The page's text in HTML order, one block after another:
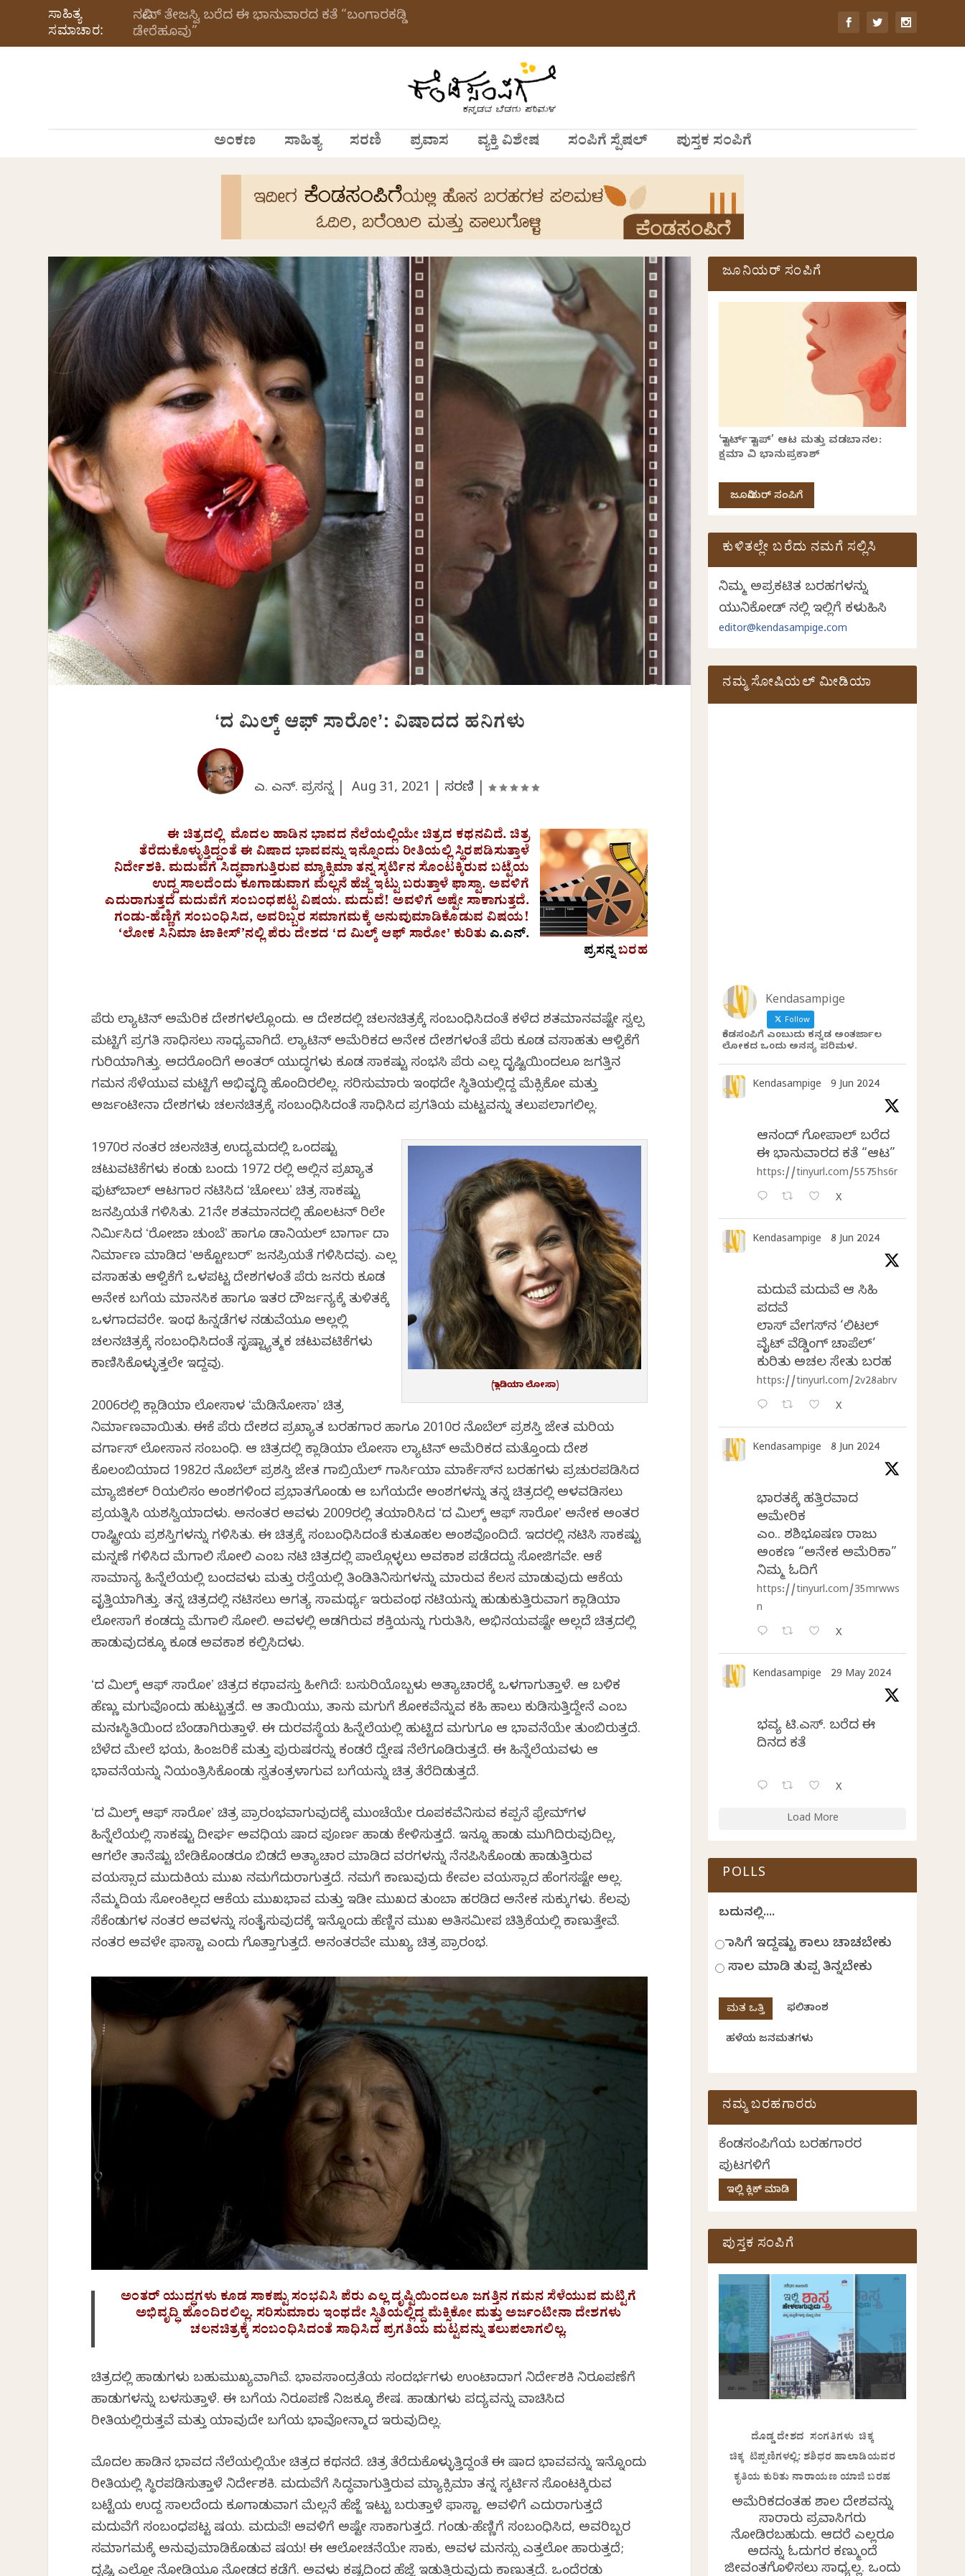
ಸಾಹಿತ್ಯ
ಸಮಾಚಾರ:
ನವೀನ್‌ ತೇಜಸ್ವಿ ಬರೆದ ಈ ಭಾನುವಾರದ ಕತೆ “ಬಂಗಾರಕಡ್ಡಿ
ಡೇರೆಹೂವು”
ಅಂಕಣ ಸಾಹಿತ್ಯ ಸರಣಿ ಪ್ರವಾಸ ವ್ಯಕ್ತಿ ವಿಶೇಷ ಸಂಪಿಗೆ ಸ್ಪೆಷಲ್ ಪುಸ್ತಕ ಸಂಪಿಗೆ
ʻದ ಮಿಲ್ಕ್ ಆಫ್‌ ಸಾರೋʼ: ವಿಷಾದದ ಹನಿಗಳು
ಎ. ಎನ್. ಪ್ರಸನ್ನ | Aug 31, 2021 ಸರಣಿ
ಈ ಚಿತ್ರದಲ್ಲಿ ಮೊದಲ ಹಾಡಿನ ಭಾವದ ನೆಲೆಯಲ್ಲಿಯೇ ಚಿತ್ರದ ಕಥನವಿದೆ. ಚಿತ್ರ
ತೆರೆದುಕೊಳ್ಳುತ್ತಿದ್ದಂತೆ ಈ ವಿಷಾದ ಭಾವವನ್ನು ಇನ್ನೊಂದು ರೀತಿಯಲ್ಲಿ ಸ್ಥಿರಪಡಿಸುತ್ತಾಳೆ
ನಿರ್ದೇಶಕಿ. ಮದುವೆಗೆ ಸಿದ್ಧವಾಗುತ್ತಿರುವ ಮ್ಯಾಕ್ಸಿಮಾ ತನ್ನ ಸ್ಕರ್ಟಿನ ಸೊಂಟಕ್ಕಿರುವ ಬಟ್ಟೆಯ
ಉದ್ದ ಸಾಲದೆಂದು ಕೂಗಾಡುವಾಗ ಮೆಲ್ಲನೆ ಹೆಜ್ಜೆ ಇಟ್ಟು ಬರುತ್ತಾಳೆ ಫಾಸ್ಟಾ. ಅವಳಿಗೆ
ಎದುರಾಗುತ್ತದೆ ಮದುವೆಗೆ ಸಂಬಂಧಪಟ್ಟ ವಿಷಯ. ಮದುವೆ! ಅವಳಿಗೆ ಅಷ್ಟೇ ಸಾಕಾಗುತ್ತದೆ.
ಗಂಡು-ಹೆಣ್ಣಿಗೆ ಸಂಬಂಧಿಸಿದ, ಅವರಿಬ್ಬರ ಸಮಾಗಮಕ್ಕೆ ಅನುವುಮಾಡಿಕೊಡುವ ವಿಷಯ!
‘ಲೋಕ ಸಿನಿಮಾ ಟಾಕೀಸ್‌’ನಲ್ಲಿ ಪೆರು ದೇಶದ ʻದ ಮಿಲ್ಕ್ ಆಫ್‌ ಸಾರೋʼ ಕುರಿತುಎ.ಎನ್.
ಪ್ರಸನ್ನಬರಹ
ಪೆರು ಲ್ಯಾಟಿನ್ ಅಮೆರಿಕ ದೇಶಗಳಲ್ಲೊಂದು. ಆ‌ ದೇಶದಲ್ಲಿ ಚಲನಚಿತ್ರಕ್ಕೆ ಸಂಬಂಧಿಸಿದಂತೆ ಕಳೆದ ಶತಮಾನವಷ್ಟೇ ಸ್ವಲ್ಪ
ಮಟ್ಟಿಗೆ ಪ್ರಗತಿ ಸಾಧಿಸಲು ಸಾಧ್ಯವಾಗಿದೆ. ಲ್ಯಾಟಿನ್ ಅಮೆರಿಕದ ಅನೇಕ ದೇಶಗಳಂತೆ ಪೆರು ಕೂಡ ವಸಾಹತು ಆಳ್ವಿಕೆಗೆ
ಗುರಿಯಾಗಿತ್ತು. ಅದರೊಂದಿಗೆ ಅಂತರ್ ಯುದ್ಧಗಳು ಕೂಡ ಸಾಕಷ್ಟು ಸಂಭವಿಸಿ ಪೆರು ಎಲ್ಲ ದೃಷ್ಟಿಯಿಂದಲೂ ಜಗತ್ತಿನ
ಗಮನ ಸೆಳೆಯುವ ಮಟ್ಟಿಗೆ ಅಭಿವೃದ್ಧಿ ಹೊಂದಿರಲಿಲ್ಲ. ಸರಿಸುಮಾರು ಇಂಥದೇ ಸ್ಥಿತಿಯಲ್ಲಿದ್ದ ಮೆಕ್ಸಿಕೋ ಮತ್ತು
ಅರ್ಜಂಟೀನಾ ದೇಶಗಳು ಚಲನಚಿತ್ರಕ್ಕೆ ಸಂಬಂಧಿಸಿದಂತೆ ಸಾಧಿಸಿದ ಪ್ರಗತಿಯ ಮಟ್ಟವನ್ನು ತಲುಪಲಾಗಲಿಲ್ಲ.
(ಕ್ಲಾಡಿಯಾ ಲೋಸಾ)
1970ರ ನಂತರ ಚಲನಚಿತ್ರ ಉದ್ಯಮದಲ್ಲಿ ಒಂದಷ್ಟು
ಚಟುವಟಿಕೆಗಳು ಕಂಡು ಬಂದು 1972 ರಲ್ಲಿ ಅಲ್ಲಿನ ಪ್ರಖ್ಯಾತ
ಫುಟ್‌ಬಾಲ್ ಆಟಗಾರ ನಟಿಸಿದ ʻಚೋಲುʼ ಚಿತ್ರ ಸಾಕಷ್ಟು
ಜನಪ್ರಿಯತೆ ಗಳಿಸಿತು. 21ನೇ ಶತಮಾನದಲ್ಲಿ ಹೊಲಟನ್ ರಿಲೇ
ನಿರ್ಮಿಸಿದ ʻರೋಜಾ ಚುಂಬೆʼ ಹಾಗೂ ಡಾನಿಯಲ್ ಬಾರ್ಗಾ ವಿದಾ
ನಿರ್ಮಾಣ ಮಾಡಿದ ʻಅಕ್ಟೋಬರ್ʼ ಜನಪ್ರಿಯತೆ ಗಳಿಸಿದವು. ಎಲ್ಲ
ವಸಾಹತು ಆಳ್ವಿಕೆಗೆ ಒಳಪಟ್ಟ ದೇಶಗಳಂತೆ ಪೆರು ಜನರು ಕೂಡ
ಅನೇಕ ಬಗೆಯ ಮಾನಸಿಕ ಹಾಗೂ ಇತರ ದೌರ್ಜನ್ಯಕ್ಕೆ ತುಳಿತಕ್ಕೆ
ಒಳಗಾದವರೇ. ಇಂಥ ಹಿನ್ನಡೆಗಳ ನಡುವೆಯೂ ಅಲ್ಲಲ್ಲಿ
ಚಲನಚಿತ್ರಕ್ಕೆ ಸಂಬಂಧಿಸಿದಂತೆ ಸೃಷ್ಟ್ಯಾತ್ಮಕ ಚಟುವಟಿಕೆಗಳು
ಕಾಣಿಸಿಕೊಳ್ಳುತ್ತಲೇ ಇದ್ದವು.
2006ರಲ್ಲಿ ಕ್ಲಾಡಿಯಾ ಲೋಸಾಳ ʻಮೆಡಿನೋಸಾʼ ಚಿತ್ರ
ನಿರ್ಮಾಣವಾಯಿತು. ಈಕೆ ಪೆರು ದೇಶದ ಪ್ರಖ್ಯಾತ ಬರಹಗಾರ ಹಾಗೂ 2010ರ ನೊಬೆಲ್ ಪ್ರಶಸ್ತಿ ವಿಜೇತ ಮರಿಯ
ವರ್ಗಾಸ್‌ ಲೋಸಾನ ಸಂಬಂಧಿ. ಆ ಚಿತ್ರದಲ್ಲಿ ಕ್ಲಾಡಿಯಾ ಲೋಸಾ ಲ್ಯಾಟಿನ್‌ ಅಮೆರಿಕದ ಮತ್ತೊಂದು ದೇಶ
ಕೊಲಂಬಿಯಾದ 1982ರ ನೊಬೆಲ್‌ ಪ್ರಶಸ್ತಿ ವಿಜೇತ ಗಾಬ್ರಿಯೆಲ್ ಗಾರ್ಸಿಯಾ ಮಾರ್ಕೆಸ್‌ನ ಬರಹಗಳು ಪ್ರಚುರಪಡಿಸಿದ
ಮ್ಯಾಜಿಕಲ್ ರಿಯಲಿಸಂ ಅಂಶಗಳಿಂದ ಪ್ರಭಾವಿತಗೊಂಡು ಆ ಬಗೆಯದೇ ಅಂಶಗಳನ್ನು ತನ್ನ ಚಿತ್ರದಲ್ಲಿ ಅಳವಡಿಸಲು
ಪ್ರಯತ್ನಿಸಿ ಯಶಸ್ವಿಯಾದಳು. ಅನಂತರ ಅವಳು 2009ರಲ್ಲಿ ತಯಾರಿಸಿದ ʻದ ಮಿಲ್ಕ್‌ ಆಫ್‌ ಸಾರೋʼ ಅನೇಕ ಅಂತರ
ರಾಷ್ಟ್ರೀಯ ಪ್ರಶಸ್ತಿಗಳನ್ನು ಗಳಿಸಿತು. ಈ ಚಿತ್ರಕ್ಕೆ ಸಂಬಂಧಿಸಿದಂತೆ ಕುತೂಹಲ ಅಂಶವೊಂದಿದೆ. ಇದರಲ್ಲಿ ನಟಿಸಿ ಸಾಕಷ್ಟು
ಮನ್ನಣೆ ಗಳಿಸಿದ ಮೆಗಾಲಿ ಸೋಲಿ ಎಂಬ ನಟಿ ಚಿತ್ರದಲ್ಲಿ ಪಾಲ್ಗೊಳ್ಳಲು ಅವಕಾಶ ಪಡೆದದ್ದು ಸೋಜಿಗವೇ. ಆಕೆ
ಸಾಮಾನ್ಯ ಹಿನ್ನೆಲೆಯಲ್ಲಿ ಬಂದವಳು ಮತ್ತು ರಸ್ತೆಯಲ್ಲಿ ತಿಂಡಿತಿನಿಸುಗಳನ್ನು ಮಾರುವ ಕೆಲಸ ಮಾಡುವುದು ಆಕೆಯ
ವೃತ್ತಿಯಾಗಿತ್ತು. ತನ್ನ ಚಿತ್ರದಲ್ಲಿ ನಟಿಸಲು ಅಗತ್ಯ ಸಾಮರ್ಥ್ಯ ಇರುವಂಥ ನಟಿಯನ್ನು ಹುಡುಕುತ್ತಿರುವಾಗ ಕ್ಲಾಡಿಯಾ
ಲೋಸಾಗೆ ಕಂಡದ್ದು ಮೆಗಾಲಿ ಸೋಲಿ. ಅವಳಲ್ಲಿ ಅಡಗಿರುವ ಶಕ್ತಿಯನ್ನು ಗುರುತಿಸಿ, ಅಭಿನಯವಷ್ಟೇ ಅಲ್ಲದೆ ಚಿತ್ರದಲ್ಲಿ
ಹಾಡುವುದಕ್ಕೂ ಕೂಡ ಅವಕಾಶ ಕಲ್ಪಿಸಿದಳು.
ʻದ ಮಿಲ್ಕ್ ಆಫ್‌ ಸಾರೋʼ ಚಿತ್ರದ ಕಥಾವಸ್ತು ಹೀಗಿದೆ: ಬಸುರಿಯೊಬ್ಬಳು ಅತ್ಯಾಚಾರಕ್ಕೆ ಒಳಗಾಗುತ್ತಾಳೆ. ಆ ಬಳಿಕ
ಹೆಣ್ಣು ಮಗುವೊಂದು ಹುಟ್ಟುತ್ತದೆ. ಆ ತಾಯಿಯು, ತಾನು ಮಗುವಿಗೆ ಶೋಕವೆನ್ನುವ ಕಹಿ ಹಾಲು ಕುಡಿಸುತ್ತಿದ್ದೇನೆ ಎಂಬ
ಮನಃಸ್ಥಿತಿಯಿಂದ ಬೆಂಡಾಗಿರುತ್ತಾಳೆ. ಈ ದುರವಸ್ಥೆಯ ಹಿನ್ನೆಲೆಯಲ್ಲಿ ಹುಟ್ಟಿದ ಮಗುವಿಗೂ ಆ ಭಾವನೆಯೇ ತುಂಬಿರುತ್ತದೆ.
ಬೆಳೆದ ಮೇಲೆ ಭಯ, ಹಿಂಜರಿಕೆ ಮತ್ತು ಪುರುಷರನ್ನು ಕಂಡರೆ ದ್ವೇಷ ನೆಲೆಗೂಡಿರುತ್ತದೆ. ಈ ಹಿನ್ನೆಲೆಯವಳು ಆ
ಭಾವನೆಯನ್ನು ನಿಯಂತ್ರಿಸಿಕೊಂಡು ಸ್ವತಂತ್ರಳಾಗುವ ಬಗೆಯನ್ನು ಚಿತ್ರ ತೆರೆದಿಡುತ್ತದೆ.
ʻದ ಮಿಲ್ಕ್‌ ಆಫ್‌ ಸಾರೋʼ ಚಿತ್ರ ಪ್ರಾರಂಭವಾಗುವುದಕ್ಕೆ ಮುಂಚೆಯೇ ರೂಪಕವೆನಿಸುವ ಕಪ್ಪನೆ ಫ್ರೇಮ್‌ಗಳ
ಹಿನ್ನೆಲೆಯಲ್ಲಿ ಸಾಕಷ್ಟು ದೀರ್ಘ ಅವಧಿಯ ವಿಷಾದ ಪೂರ್ಣ ಹಾಡು ಕೇಳಿಸುತ್ತದೆ. ಇನ್ನೂ ಹಾಡು ಮುಗಿದಿರುವುದಿಲ್ಲ,
ಆಗಲೇ ತಾನೆಷ್ಟು ಬೇಡಿಕೊಂಡರೂ ಬಿಡದೆ ಅತ್ಯಾಚಾರ ಮಾಡಿದ ವಿವರಗಳನ್ನು ನೆನಪಿಸಿಕೊಂಡು ಹಾಡುತ್ತಿರುವ
ವಯಸ್ಸಾದ ಮುದುಕಿಯ ಮುಖ ನಮಗೆದುರಾಗುತ್ತದೆ. ನಮಗೆ ಕಾಣುವುದು ಕೇವಲ ವಯಸ್ಸಾದ ಹೆಂಗಸಷ್ಟೇ ಅಲ್ಲ.
ನೆಮ್ಮದಿಯ ಸೋಂಕಿಲ್ಲದ ಆಕೆಯ ಮುಖಭಾವ ಮತ್ತು ಇಡೀ ಮುಖದ ತುಂಬಾ ಹರಡಿದ ಅನೇಕ ಸುಕ್ಕುಗಳು. ಕೆಲವು
ಸೆಕೆಂಡುಗಳ ನಂತರ ಅವಳನ್ನು ಸಂತೈಸುವುದಕ್ಕೆ ಇನ್ನೊಂದು ಹೆಣ್ಣಿನ ಮುಖ ಅತಿಸಮೀಪ ಚಿತ್ರಿಕೆಯಲ್ಲಿ ಕಾಣುತ್ತೇವೆ.
ನಂತರ ಅವಳೇ ಫಾಸ್ಟಾ ಎಂದು ಗೊತ್ತಾಗುತ್ತದೆ. ಅನಂತರವೇ ಮುಖ್ಯ ಚಿತ್ರ ಪ್ರಾರಂಭ.
ಅಂತರ್ ಯುದ್ಧಗಳು ಕೂಡ ಸಾಕಷ್ಟು ಸಂಭವಿಸಿ ಪೆರು ಎಲ್ಲ ದೃಷ್ಟಿಯಿಂದಲೂ ಜಗತ್ತಿನ ಗಮನ ಸೆಳೆಯುವ ಮಟ್ಟಿಗೆ
ಅಭಿವೃದ್ಧಿ ಹೊಂದಿರಲಿಲ್ಲ. ಸರಿಸುಮಾರು ಇಂಥದೇ ಸ್ಥಿತಿಯಲ್ಲಿದ್ದ ಮೆಕ್ಸಿಕೋ ಮತ್ತು ಅರ್ಜಂಟೀನಾ ದೇಶಗಳು
ಚಲನಚಿತ್ರಕ್ಕೆ ಸಂಬಂಧಿಸಿದಂತೆ ಸಾಧಿಸಿದ ಪ್ರಗತಿಯ ಮಟ್ಟವನ್ನು ತಲುಪಲಾಗಲಿಲ್ಲ.
ಚಿತ್ರದಲ್ಲಿ ಹಾಡುಗಳು ಬಹುಮುಖ್ಯವಾಗಿವೆ. ಭಾವಸಾಂದ್ರತೆಯ ಸಂದರ್ಭಗಳು ಉಂಟಾದಾಗ ನಿರ್ದೇಶಕಿ ನಿರೂಪಣೆಗೆ
ಹಾಡುಗಳನ್ನು ಬಳಸುತ್ತಾಳೆ. ಈ ಬಗೆಯ ನಿರೂಪಣೆ ನಿಜಕ್ಕೂ ವಿಶೇಷ. ಹಾಡುಗಳು ಪದ್ಯವನ್ನು ವಾಚಿಸಿದ
ರೀತಿಯಲ್ಲಿರುತ್ತವೆ ಮತ್ತು ಯಾವುದೇ ಬಗೆಯ ಭಾವೋನ್ಮಾದ ಇರುವುದಿಲ್ಲ.
ಮೊದಲ ಹಾಡಿನ ಭಾವದ ನೆಲೆಯಲ್ಲಿಯೇ ಚಿತ್ರದ ಕಥನವಿದೆ. ಚಿತ್ರ ತೆರೆದುಕೊಳ್ಳುತ್ತಿದ್ದಂತೆ ಈ ವಿಷಾದ ಭಾವವನ್ನು ಇನ್ನೊಂದು
ರೀತಿಯಲ್ಲಿ ಸ್ಥಿರಪಡಿಸುತ್ತಾಳೆ ನಿರ್ದೇಶಕಿ. ಮದುವೆಗೆ ಸಿದ್ಧವಾಗುತ್ತಿರುವ ಮ್ಯಾಕ್ಸಿಮಾ ತನ್ನ ಸ್ಕರ್ಟಿನ ಸೊಂಟಕ್ಕಿರುವ
ಬಟ್ಟೆಯ ಉದ್ದ ಸಾಲದೆಂದು ಕೂಗಾಡುವಾಗ ಮೆಲ್ಲನೆ ಹೆಜ್ಜೆ ಇಟ್ಟು ಬರುತ್ತಾಳೆ ಫಾಸ್ಟಾ. ಅವಳಿಗೆ ಎದುರಾಗುತ್ತದೆ
ಮದುವೆಗೆ ಸಂಬಂಧಪಟ್ಟ ವಿಷಯ. ಮದುವೆ! ಅವಳಿಗೆ ಅಷ್ಟೇ ಸಾಕಾಗುತ್ತದೆ. ಗಂಡು-ಹೆಣ್ಣಿಗೆ ಸಂಬಂಧಿಸಿದ, ಅವರಿಬ್ಬರ
ಸಮಾಗಮಕ್ಕೆ ಅನುವುಮಾಡಿಕೊಡುವ ವಿಷಯ! ಈ ಆಲೋಚನೆಯೇ ಸಾಕು, ಅವಳ ಮನಸ್ಸು ಎತ್ತಲೋ ಹಾರುತ್ತದೆ;
ದೃಷ್ಟಿ ಎಲ್ಲೋ ನೋಡಿಯೂ ನೋಡದ ಕಡೆಗೆ. ಅವಳು ಕಷ್ಟದಿಂದ ಹೆಜ್ಜೆ ಇಡುತ್ತಿರುವುದು ಕಾಣುತ್ತದೆ. ಒಂದೆರಡು
ಜೂನಿಯರ್ ಸಂಪಿಗೆ
‘ಸ್ಟಾರ್ಟ್ ಸ್ಟಾಪ್’ ಆಟ ಮತ್ತು ವಡಬಾನಲ:
ಕ್ಷಮಾ ವಿ ಭಾನುಪ್ರಕಾಶ್
ಜೂನಿಯರ್ ಸಂಪಿಗೆ
ಕುಳಿತಲ್ಲೇ ಬರೆದು ನಮಗೆ ಸಲ್ಲಿಸಿ
ನಿಮ್ಮ ಅಪ್ರಕಟಿತ ಬರಹಗಳನ್ನು
ಯುನಿಕೋಡ್ ನಲ್ಲಿ ಇಲ್ಲಿಗೆ ಕಳುಹಿಸಿ
editor@kendasampige.com
ನಮ್ಮ ಸೋಷಿಯಲ್‌ ಮೀಡಿಯಾ
Kendasampige
Follow
ಕೆಂಡಸಂಪಿಗೆ ಎಂಬುದು ಕನ್ನಡ ಅಂತರ್ಜಾಲ
ಲೋಕದ ಒಂದು ಅನನ್ಯ ಪರಿಮಳ.
Kendasampige 9 Jun 2024
ಆನಂದ್‌ ಗೋಪಾಲ್‌ ಬರೆದ
ಈ ಭಾನುವಾರದ ಕತೆ “ಆಟ”
https://tinyurl.com/5575hs6r
X
Kendasampige 8 Jun 2024
ಮದುವೆ ಮದುವೆ ಆ ಸಿಹಿ
ಪದವೆ
ಲಾಸ್‌ ವೇಗಸ್‌ನ ‘ಲಿಟಲ್
ವೈಟ್ ವೆಡ್ಡಿಂಗ್ ಚಾಪೆಲ್’
ಕುರಿತು ಅಚಲ ಸೇತು ಬರಹ
https://tinyurl.com/2v28abrv
X
Kendasampige 8 Jun 2024
ಭಾರತಕ್ಕೆ ಹತ್ತಿರವಾದ
ಅಮೇರಿಕ
ಎಂ.ವಿ. ಶಶಿಭೂಷಣ ರಾಜು
ಅಂಕಣ “ಅನೇಕ ಅಮೆರಿಕಾ”
ನಿಮ್ಮ ಓದಿಗೆ
https://tinyurl.com/35mrwws
n
X
Kendasampige 29 May 2024
ಭವ್ಯ ಟಿ.ಎಸ್. ಬರೆದ ಈ
ದಿನದ ಕವಿತೆ
X
Load More
POLLS
ಬದುಕಿನಲ್ಲಿ....
ಹಾಸಿಗೆ ಇದ್ದಷ್ಟು ಕಾಲು ಚಾಚಬೇಕು
ಸಾಲ ಮಾಡಿ ತುಪ್ಪ ತಿನ್ನಬೇಕು
ಫಲಿತಾಂಶ
ಹಳೆಯ ಜನಮತಗಳು
ನಮ್ಮ ಬರಹಗಾರರು
ಕೆಂಡಸಂಪಿಗೆಯ ಬರಹಗಾರರ
ಪುಟಗಳಿಗೆ
ಇಲ್ಲಿ ಕ್ಲಿಕ್ ಮಾಡಿ
ಪುಸ್ತಕ ಸಂಪಿಗೆ
ದೊಡ್ಡ ದೇಶದ ಸಂಗತಿಗಳು ಚಿಕ್ಕ
ಚಿಕ್ಕ ಟಿಪ್ಪಣಿಗಳಲ್ಲಿ: ಶಶಿಧರ ಹಾಲಾಡಿಯವರ
ಕೃತಿಯ ಕುರಿತು ನಾರಾಯಣ ಯಾಜಿ ಬರಹ
ಅಮೆರಿಕದಂತಹ ವಿಶಾಲ ದೇಶವನ್ನು
ಸಾವಿರಾರು ಪ್ರವಾಸಿಗರು
ನೋಡಿರಬಹುದು. ಆದರೆ ಎಲ್ಲರೂ
ಅದನ್ನು ಓದುಗರ ಕಣ್ಮುಂದೆ
ಜೀವಂತಗೊಳಿಸಲು ಸಾಧ್ಯವಿಲ್ಲ. ಒಂದು